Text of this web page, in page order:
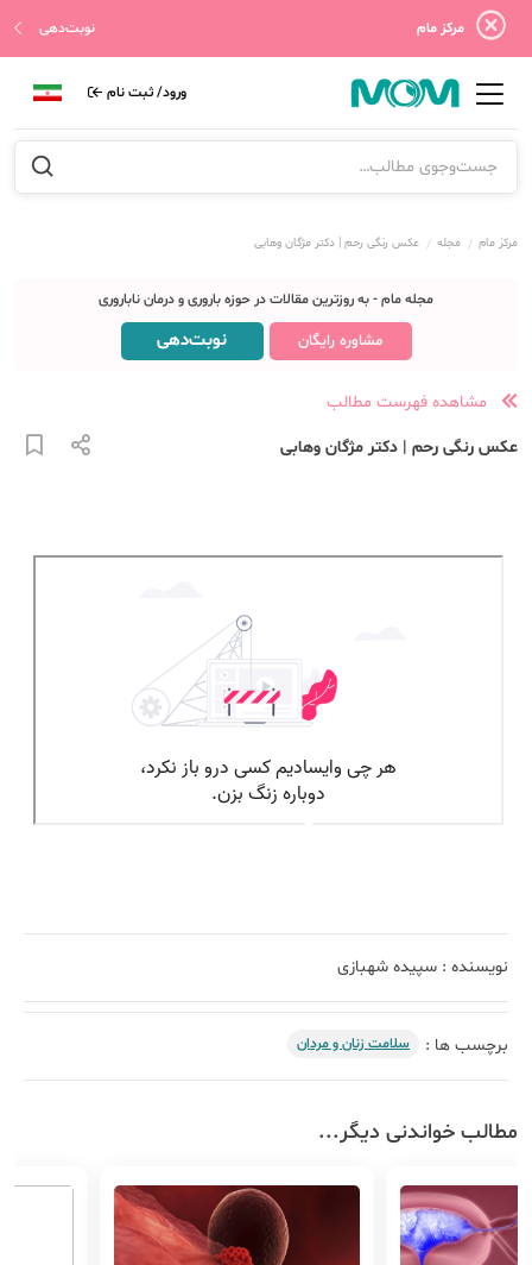
مرکز مام نوبت‌دهی
ورود/ ثبت نام
مرکز مام مجله عکس رنگی رحم | دکتر مژگان وهابی
مجله مام - به روزترین مقالات در حوزه باروری و درمان ناباروری
مشاوره رایگان نوبت‌دهی
مشاهده فهرست مطالب
عکس رنگی رحم | دکتر مژگان وهابی
نویسنده : سپیده شهبازی
برچسب ها : سلامت زنان و مردان
مطالب خواندنی دیگر...